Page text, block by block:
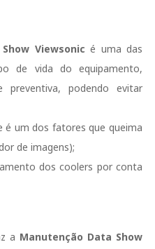
Viewsonic é uma das
de vida do equipamento,
podendo evitar
é um dos fatores que queima
de imagens);
dos coolers por conta
a Manutenção Data Show